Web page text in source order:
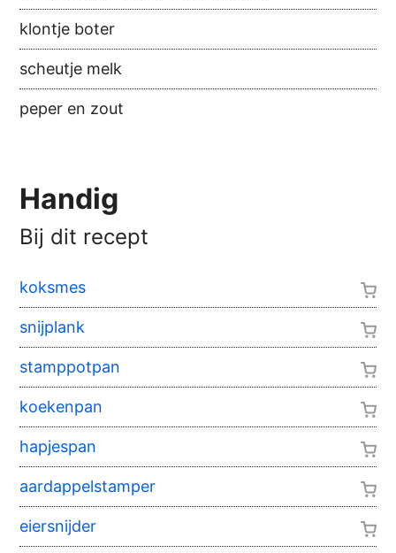
klontje boter
scheutje melk
peper en zout
Handig
Bij dit recept
koksmes
snijplank
stamppotpan
koekenpan
hapjespan
aardappelstamper
eiersnijder